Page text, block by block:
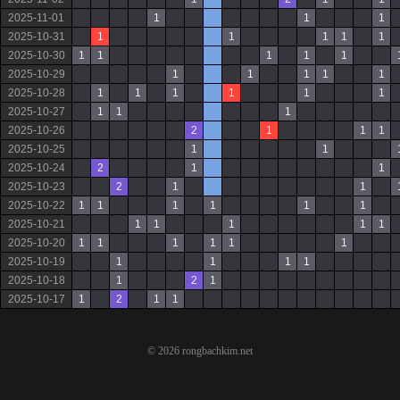
2025-11-01
1 1
1
2025-10-31
1 1 1 1
1
2025-10-30
1 1 1 1 1
2025-10-29
1 1 1 1
1
2025-10-28
1 1 1 1 1
1
2025-10-27
1 1
1
2025-10-26
2 1 1
1
2025-10-25
1 1
2025-10-24
2 1
1
2025-10-23
2 1 1
2025-10-22
1 1 1 1 1
1
2025-10-21
1 1 1 1
1
2025-10-20
1 1 1 1 1
1
2025-10-19
1 1 1
1
2025-10-18
1 2
1
2025-10-17
1 2 1 1
© 2026 rongbachkim.net